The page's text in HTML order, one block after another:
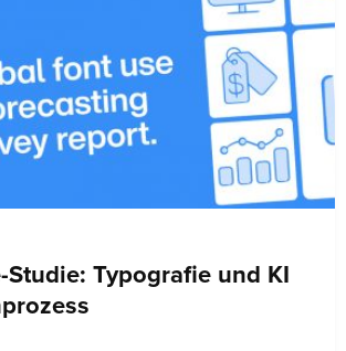
Studie: Typografie und KI